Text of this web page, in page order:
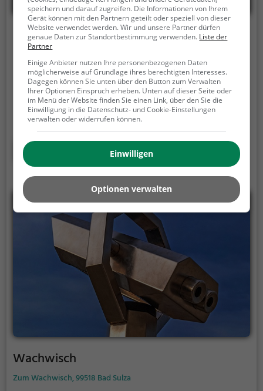
Blick über Gleina
In der Nähe von Bad Köstritz, 07586 Bad Köstritz
Der Aussichtspunkt Blick über Gleina ist ein
Aussichtspunkt in Bad Köstritz. Von dem
Aussichtspunkt hast du einen großartigen Ausblick
auf Bad Köstritz und die Umgebung. Im Sommer ist
der Aussichtspunkt Blick über Gleina ein schönes
Ausflugsziel für Familienausflüge, Wanderungen
oder zum Picknicken und lockt an warmen und
sonnigen Tagen viele Besucher aus der Region an.
Mehr erfahren
Wachwisch
Zum Wachwisch, 99518 Bad Sulza
speichern und darauf zugreifen. Die Informationen von Ihrem
Gerät können mit den Partnern geteilt oder speziell von dieser
Website verwendet werden. Wir und unsere Partner dürfen
genaue Daten zur Standortbestimmung verwenden. Liste der
Partner
Einige Anbieter nutzen Ihre personenbezogenen Daten
möglicherweise auf Grundlage ihres berechtigten Interesses.
Dagegen können Sie unten über den Button zum Verwalten
Ihrer Optionen Einspruch erheben. Unten auf dieser Seite oder
im Menü der Website finden Sie einen Link, über den Sie die
Einwilligung in die Datenschutz- und Cookie-Einstellungen
verwalten oder widerrufen können.
Einwilligen
Optionen verwalten